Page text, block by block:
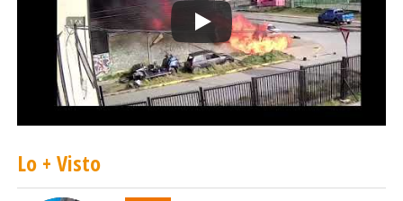
Lo + Visto